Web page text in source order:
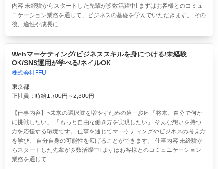
内容 未経験からスタートした先輩が多数活躍中! まずはお客様とのコミュ
ニケーション業務を通じて、ビジネスの基礎を学んでいただきます。 その
後、適性や成長に...
Webマーケティング/ビジネススキルを身につける/未経験
OK/SNS運用が学べる/ネイルOK
株式会社FFU
東京都
正社員：時給1,700円～2,300円
【仕事内容】<未来の選択肢を増やすための第一歩!> 「将来、自分で何か
に挑戦したい」 「もっと自由な働き方を実現したい」 そんな想いを持つ
方を応援する環境です。 仕事を通じてマーケティングやビジネスの考え方
を学び、 自分自身の可能性を広げることができます。 仕事内容 未経験か
らスタートした先輩が多数活躍中! まずはお客様とのコミュニケーション
業務を通じて...